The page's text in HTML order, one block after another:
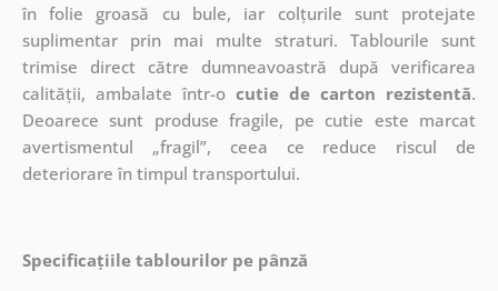
în folie groasă cu bule, iar colțurile sunt protejate
suplimentar prin mai multe straturi.Tablourile sunt
trimise direct către dumneavoastră după verificarea
calității, ambalate într-o cutie de carton rezistentă.
Deoarece sunt produse fragile, pe cutie este marcat
avertismentul „fragil”, ceea ce reduce riscul de
deteriorare în timpul transportului.
Specificațiile tablourilor pe pânză